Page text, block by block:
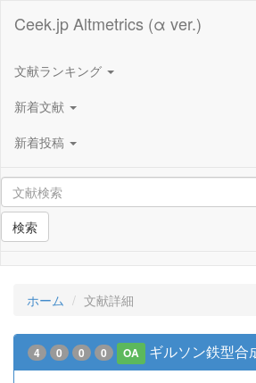
Ceek.jp Altmetrics (α ver.)
文献ランキング
新着文献
新着投稿
検索
ホーム 文献詳細
4 0 0 0 OA ギルソン鉄型合